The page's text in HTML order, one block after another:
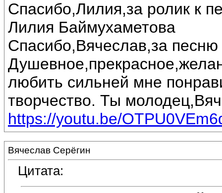
Спасибо,Лилия,за ролик к
Лилия Баймухаметова
Спасибо,Вячеслав,за песню
любить сильней мне
творчество. Ты
https://youtu.be/
Вячеслав Серёгин
Цитата: